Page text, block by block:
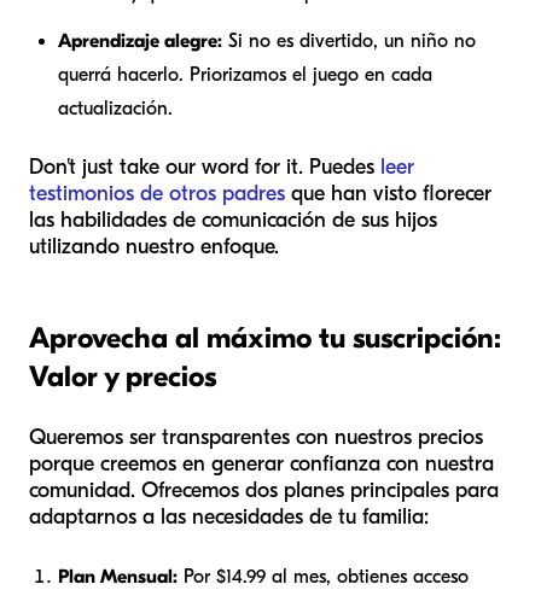
Aprendizaje alegre: Si no es divertido, un niño no
querrá hacerlo. Priorizamos el juego en cada
actualización.
Don't just take our word for it. Puedes leer
testimonios de otros padres que han visto florecer
las habilidades de comunicación de sus hijos
utilizando nuestro enfoque.
Aprovecha al máximo tu suscripción:
Valor y precios
Queremos ser transparentes con nuestros precios
porque creemos en generar confianza con nuestra
comunidad. Ofrecemos dos planes principales para
adaptarnos a las necesidades de tu familia:
Plan Mensual: Por $14.99 al mes, obtienes acceso